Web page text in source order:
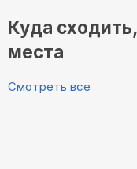
Куда
места
Смотреть все